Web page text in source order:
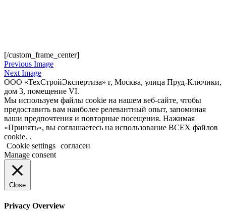
[/custom_frame_center]
Previous Image
Next Image
ООО «ТехСтройЭкспертиза» г, Москва, улица Пруд-Ключики,
дом 3, помещение VI.
Мы используем файлы cookie на нашем веб-сайте, чтобы
предоставить вам наиболее релевантный опыт, запоминая
ваши предпочтения и повторные посещения. Нажимая
«Принять», вы соглашаетесь на использование ВСЕХ файлов
cookie. .
Cookie settings согласен
Manage consent
Close
Privacy Overview